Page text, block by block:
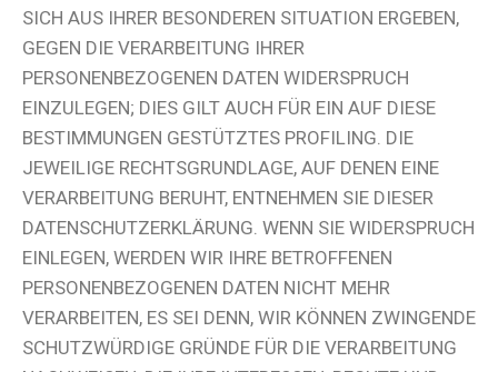
SICH AUS IHRER BESONDEREN SITUATION ERGEBEN,
GEGEN DIE VERARBEITUNG IHRER
PERSONENBEZOGENEN DATEN WIDERSPRUCH
EINZULEGEN; DIES GILT AUCH FÜR EIN AUF DIESE
BESTIMMUNGEN GESTÜTZTES PROFILING. DIE
JEWEILIGE RECHTSGRUNDLAGE, AUF DENEN EINE
VERARBEITUNG BERUHT, ENTNEHMEN SIE DIESER
DATENSCHUTZERKLÄRUNG. WENN SIE WIDERSPRUCH
EINLEGEN, WERDEN WIR IHRE BETROFFENEN
PERSONENBEZOGENEN DATEN NICHT MEHR
VERARBEITEN, ES SEI DENN, WIR KÖNNEN ZWINGENDE
SCHUTZWÜRDIGE GRÜNDE FÜR DIE VERARBEITUNG